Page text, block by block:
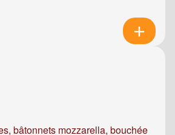
bâtonnets mozzarella, bouchée